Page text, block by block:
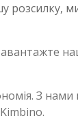
розсилку,
З